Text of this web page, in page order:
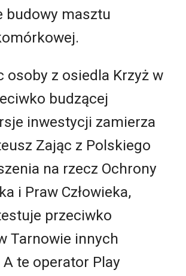
budowy masztu
osoby z osiedla Krzyż w
budzącej
inwestycji zamierza
Zając z Polskiego
na rzecz Ochrony
i Praw Człowieka,
przeciwko
Tarnowie innych
te operator Play